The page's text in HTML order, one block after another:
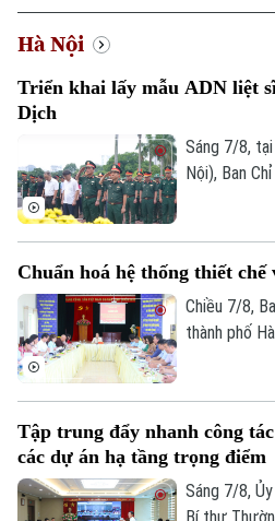
Chính trị
Xã hội
An ninh trật tự
Công nghệ
Hà Nội
Người Hà Nội
Khoảnh khắc Hà Nội
Ẩm thực
Quân sự
Người Việt 4 phương
Tin tức
Cafe sáng
Tài chính Ngân hàng
Doanh nghiệp
Nhà đất
Đầu tư
Căn hộ
Đất đai
Kinh nghiệm
Tàu và Xe
Ô tô
Tàu
Thị trường
Giáo dục
Tin tức
Tuyển sinh
Hướng nghiệp
Văn hóa
Tin tức
Làng nghề
Sức khỏe
Y tế
Thể thao
Hà Nội
Triển khai lấy mẫu ADN liệt
Dịch
Sáng 7/8,
Nội), Ban
khai công
xác định
định ADN.
Chuẩn hoá hệ thống thiết chế
Chiều 7/8,
thành phố
Tập trung đẩy nhanh công
các dự án hạ tầng trọng điểm
Sáng 7/8,